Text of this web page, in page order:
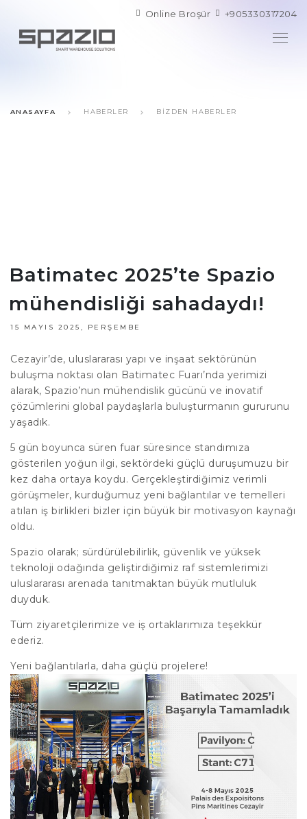
Online Broşür +905330317204
ANASAYFA HABERLER BIZDEN HABERLER
Batimatec 2025’te Spazio
mühendisliği sahadaydı!
15 MAYIS 2025, PERŞEMBE
Cezayir’de, uluslararası yapı ve inşaat sektörünün
buluşma noktası olan Batimatec Fuarı’nda yerimizi
alarak, Spazio’nun mühendislik gücünü ve inovatif
çözümlerini global paydaşlarla buluşturmanın gururunu
yaşadık.
5 gün boyunca süren fuar süresince standımıza
gösterilen yoğun ilgi, sektördeki güçlü duruşumuzu bir
kez daha ortaya koydu. Gerçekleştirdiğimiz verimli
görüşmeler, kurduğumuz yeni bağlantılar ve temelleri
atılan iş birlikleri bizler için büyük bir motivasyon kaynağı
oldu.
Spazio olarak; sürdürülebilirlik, güvenlik ve yüksek
teknoloji odağında geliştirdiğimiz raf sistemlerimizi
uluslararası arenada tanıtmaktan büyük mutluluk
duyduk.
Tüm ziyaretçilerimize ve iş ortaklarımıza teşekkür
ederiz.
Yeni bağlantılarla, daha güçlü projelere!